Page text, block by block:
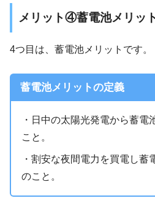
メリット④蓄電池メリッ
4つ目は、蓄電池メリットです。
蓄電池メリットの定義
・日中の太陽光発電から蓄電
こと。
・割安な夜間電力を買電し蓄
のこと。